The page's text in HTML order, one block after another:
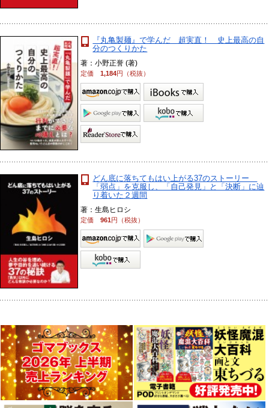
『丸亀製麺』で学んだ 超実直！ 史上最高の自
分のつくりかた
著：小野正誉 (著)
定価1,184円（税抜）
どん底に落ちてもはい上がる37のストーリー
「弱点」を克服し、「自己発見」と「決断」に辿
り着いた２週間
著：生島ヒロシ
定価961円（税抜）